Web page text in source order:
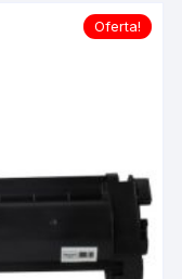
Oferta!